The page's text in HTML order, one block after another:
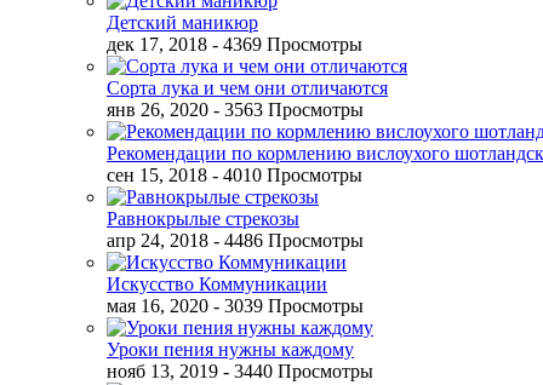
Детский маникюр
дек 17, 2018 - 4369 Просмотры
Сорта лука и чем они отличаются
янв 26, 2020 - 3563 Просмотры
Рекомендации по кормлению вислоухого
сен 15, 2018 - 4010 Просмотры
Равнокрылые стрекозы
апр 24, 2018 - 4486 Просмотры
Искусство Коммуникации
мая 16, 2020 - 3039 Просмотры
Уроки пения нужны каждому
нояб 13, 2019 - 3440 Просмотры